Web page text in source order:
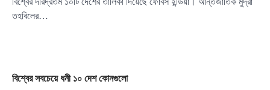
তহবিলের…
বিশ্বের সবচেয়ে ধনী ১০ দেশ কোনগুলো